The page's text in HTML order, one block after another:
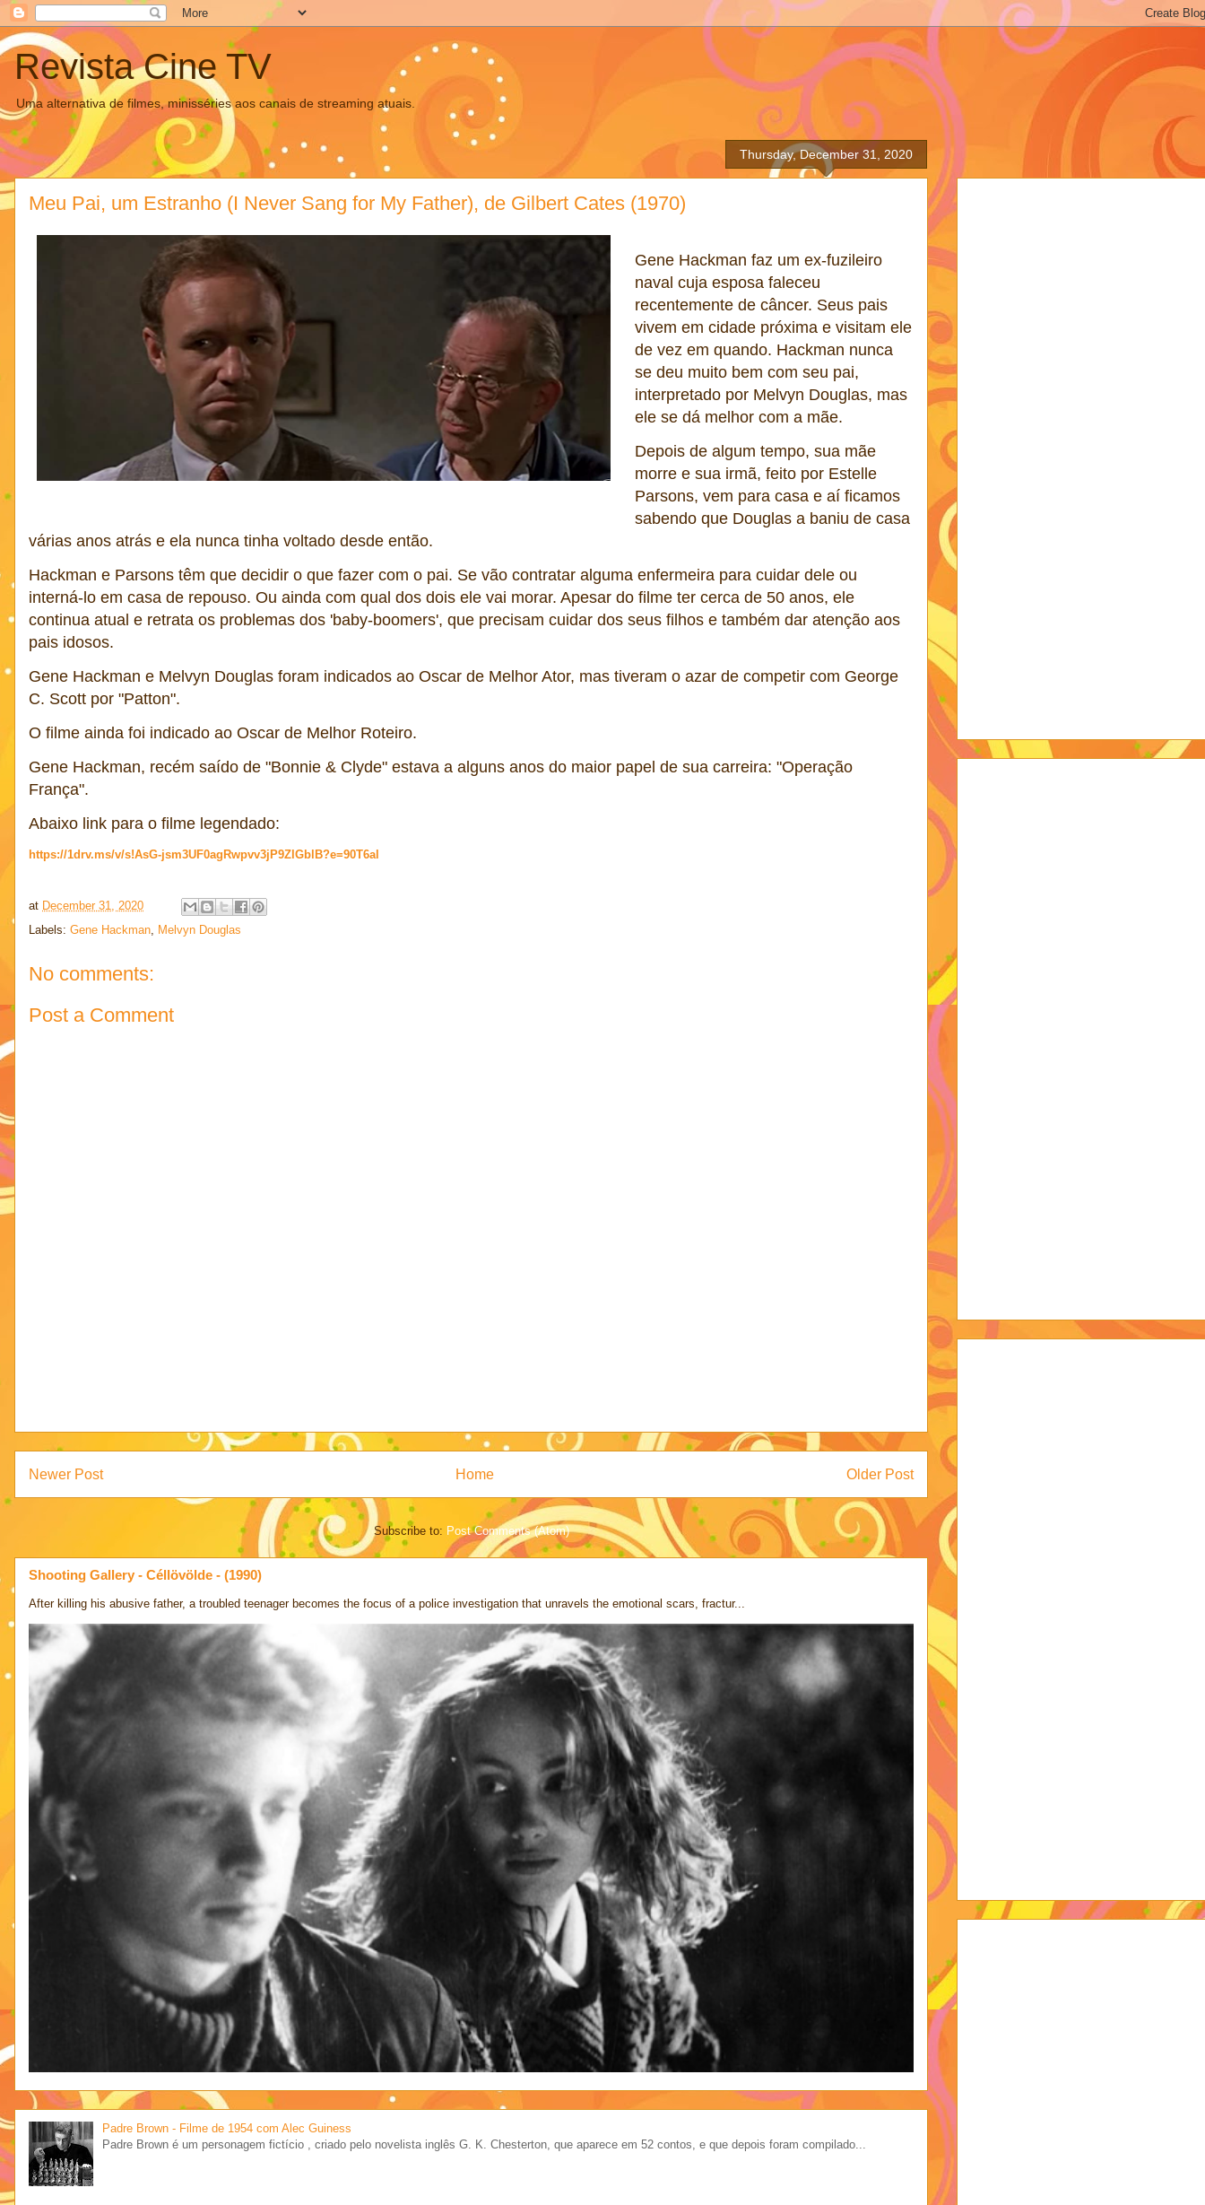
Revista Cine TV
Uma alternativa de filmes, minisséries aos canais de streaming atuais.
Thursday, December 31, 2020
Meu Pai, um Estranho (I Never Sang for My Father), de Gilbert Cates (1970)
Gene Hackman faz um ex-fuzileiro
naval cuja esposa faleceu
recentemente de câncer. Seus pais
vivem em cidade próxima e visitam ele
de vez em quando. Hackman nunca
se deu muito bem com seu pai,
interpretado por Melvyn Douglas, mas
ele se dá melhor com a mãe.
Depois de algum tempo, sua mãe
morre e sua irmã, feito por Estelle
Parsons, vem para casa e aí ficamos
sabendo que Douglas a baniu de casa
várias anos atrás e ela nunca tinha voltado desde então.
Hackman e Parsons têm que decidir o que fazer com o pai. Se vão contratar alguma enfermeira para cuidar dele ou
interná-lo em casa de repouso. Ou ainda com qual dos dois ele vai morar. Apesar do filme ter cerca de 50 anos, ele
continua atual e retrata os problemas dos 'baby-boomers', que precisam cuidar dos seus filhos e também dar atenção aos
pais idosos.
Gene Hackman e Melvyn Douglas foram indicados ao Oscar de Melhor Ator, mas tiveram o azar de competir com George
C. Scott por "Patton".
O filme ainda foi indicado ao Oscar de Melhor Roteiro.
Gene Hackman, recém saído de "Bonnie & Clyde" estava a alguns anos do maior papel de sua carreira: "Operação
França".
Abaixo link para o filme legendado:
https://1drv.ms/v/s!AsG-jsm3UF0agRwpvv3jP9ZlGblB?e=90T6al
at December 31, 2020
Labels: Gene Hackman, Melvyn Douglas
No comments:
Post a Comment
Newer Post Older Post
Home
Subscribe to: Post Comments (Atom)
Shooting Gallery - Céllövölde - (1990)
After killing his abusive father, a troubled teenager becomes the focus of a police investigation that unravels the emotional scars, fractur...
Padre Brown - Filme de 1954 com Alec Guiness
Padre Brown é um personagem fictício , criado pelo novelista inglês G. K. Chesterton, que aparece em 52 contos, e que depois foram compilado...